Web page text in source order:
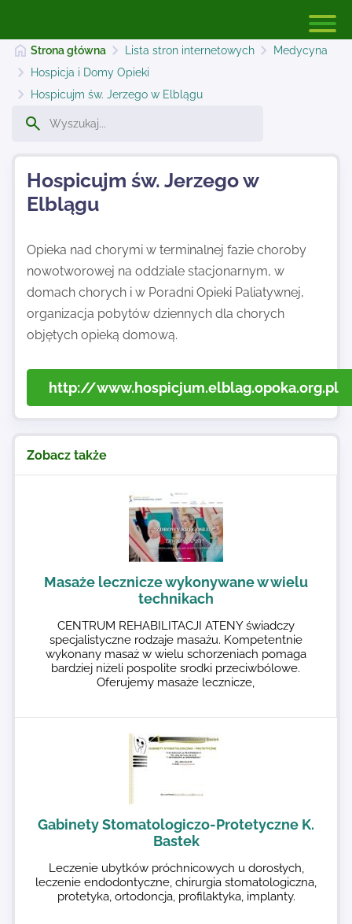
Strona główna
Dodaj stronę
Kontakt
Strona główna Lista stron internetowych
Medycyna
Hospicja i Domy Opieki
Hospicujm św. Jerzego w Elblągu
Hospicujm św. Jerzego w
Elblągu
Opieka nad chorymi w terminalnej fazie choroby
nowotworowej na oddziale stacjonarnym, w
domach chorych i w Poradni Opieki Paliatywnej,
organizacja pobytów dziennych dla chorych
objętych opieką domową.
http://www.hospicjum.elblag.opoka.org.pl
Zobacz także
Masaże lecznicze wykonywane w wielu
technikach
CENTRUM REHABILITACJI ATENY świadczy
specjalistyczne rodzaje masażu. Kompetentnie
wykonany masaż w wielu schorzeniach pomaga
bardziej niżeli pospolite srodki przeciwbólowe.
Oferujemy masaże lecznicze,
Gabinety Stomatologiczo-Protetyczne K.
Bastek
Leczenie ubytków próchnicowych u dorosłych,
leczenie endodontyczne, chirurgia stomatologiczna,
protetyka, ortodoncja, profilaktyka, implanty.